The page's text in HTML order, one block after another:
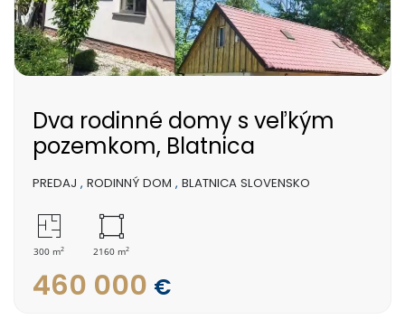
Dva rodinné domy s veľkým
pozemkom, Blatnica
PREDAJ , RODINNÝ DOM , BLATNICA SLOVENSKO
300 m2 2160 m2
460 000 €